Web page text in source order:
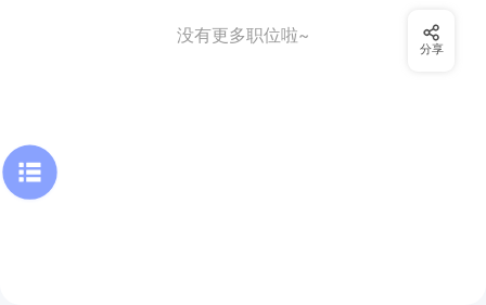
没有更多职位啦~
分享